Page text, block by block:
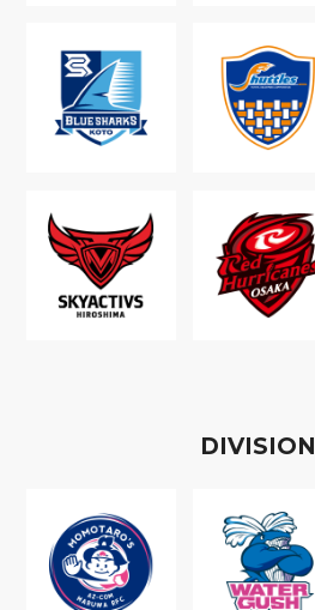
DIVISION